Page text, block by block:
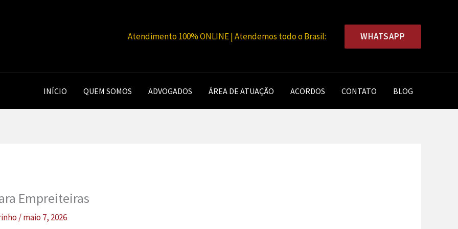
Atendimento 100% ONLINE | Atendemos todo o Brasil: WHATSAPP
INÍCIO QUEM SOMOS ADVOGADOS ÁREA DE ATUAÇÃO ACORDOS CONTATO BLOG
Empreiteiras
/maio 7, 2026